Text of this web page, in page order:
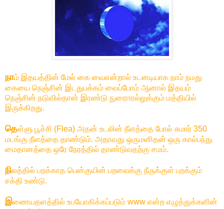
நாம் இதயத்தின் மேல் கை வைஎன்றால் உடனடியாக நாம் நமது
கையை நெஞ்சின் இடதுபக்கம் வைப்போம் ஆனால் இதயம்
நெஞ்சின் நடுவில்தான் இரண்டு நுரைஈரல்லுக்கும் மத்தியில்
இருக்கிறது.
தெள்ளு பூச்சி (Flea) அதன் உடலின் நீளத்தை போல் சுமார் 350
மடங்கு நீளத்தை தாண்டும். அதாவது ஒருமனிதன் ஒரு கால்பந்து
மைதானத்தை ஒரே நேரத்தில் தாண்டுவதற்கு சமம்.
நிலத்தில் பறக்காத பென்குயின் பறவைக்கு நீருக்குள் பறக்கும்
சக்தி உண்டு.
இணையதளத்தில் உபயோகிக்கப்படும் www என்ற எழுத்துக்களின்